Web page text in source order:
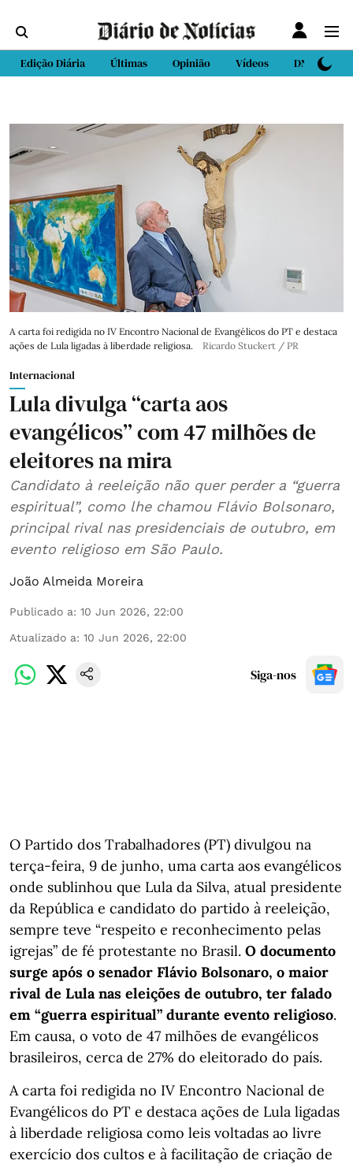
Edição Diária Últimas Opinião Vídeos DN Sport
A carta foi redigida no IV Encontro Nacional de Evangélicos do PT e destaca
ações de Lula ligadas à liberdade religiosa.
Ricardo Stuckert / PR
Internacional
Lula divulga “carta aos
evangélicos” com 47 milhões de
eleitores na mira
Candidato à reeleição não quer perder a “guerra
espiritual”, como lhe chamou Flávio Bolsonaro,
principal rival nas presidenciais de outubro, em
evento religioso em São Paulo.
João Almeida Moreira
Publicado a: 10 Jun 2026, 22:00
Atualizado a: 10 Jun 2026, 22:00
Siga-nos
O Partido dos Trabalhadores (PT) divulgou na
terça-feira, 9 de junho, uma carta aos evangélicos
onde sublinhou que Lula da Silva, atual presidente
da República e candidato do partido à reeleição,
sempre teve “respeito e reconhecimento pelas
igrejas” de fé protestante no Brasil. O documento
surge após o senador Flávio Bolsonaro, o maior
rival de Lula nas eleições de outubro, ter falado
em “guerra espiritual” durante evento religioso.
Em causa, o voto de 47 milhões de evangélicos
brasileiros, cerca de 27% do eleitorado do país.
A carta foi redigida no IV Encontro Nacional de
Evangélicos do PT e destaca ações de Lula ligadas
à liberdade religiosa como leis voltadas ao livre
exercício dos cultos e à facilitação de criação de